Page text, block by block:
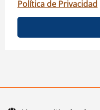
Política de Privacidad